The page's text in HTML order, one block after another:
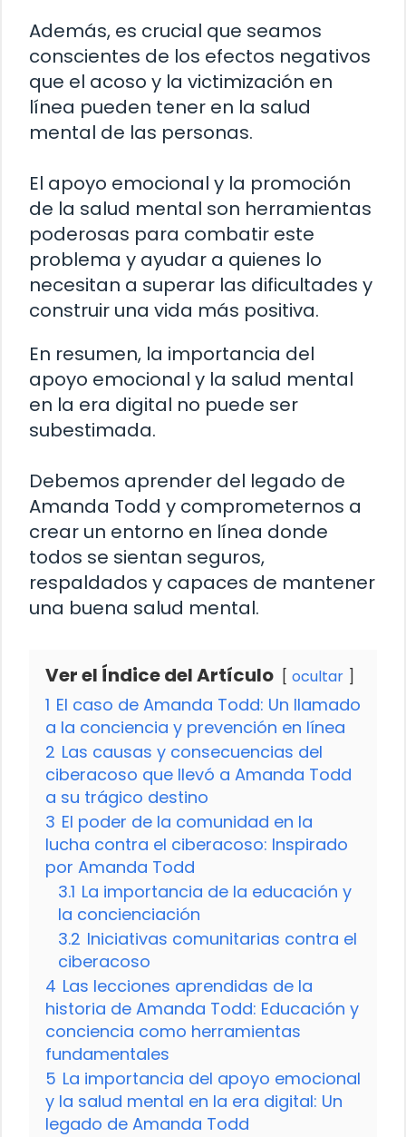
Además, es crucial que seamos
conscientes de los efectos negativos
que el acoso y la victimización en
línea pueden tener en la salud
mental de las personas.
El apoyo emocional y la promoción
de la salud mental son herramientas
poderosas para combatir este
problema y ayudar a quienes lo
necesitan a superar las dificultades y
construir una vida más positiva.
En resumen, la importancia del
apoyo emocional y la salud mental
en la era digital no puede ser
subestimada.
Debemos aprender del legado de
Amanda Todd y comprometernos a
crear un entorno en línea donde
todos se sientan seguros,
respaldados y capaces de mantener
una buena salud mental.
Ver el Índice del Artículo ocultar
1 El caso de Amanda Todd: Un llamado
a la conciencia y prevención en línea
2 Las causas y consecuencias del
ciberacoso que llevó a Amanda Todd
a su trágico destino
3 El poder de la comunidad en la
lucha contra el ciberacoso: Inspirado
por Amanda Todd
3.1 La importancia de la educación y
la concienciación
3.2 Iniciativas comunitarias contra el
ciberacoso
4 Las lecciones aprendidas de la
historia de Amanda Todd: Educación y
conciencia como herramientas
fundamentales
5 La importancia del apoyo emocional
y la salud mental en la era digital: Un
legado de Amanda Todd